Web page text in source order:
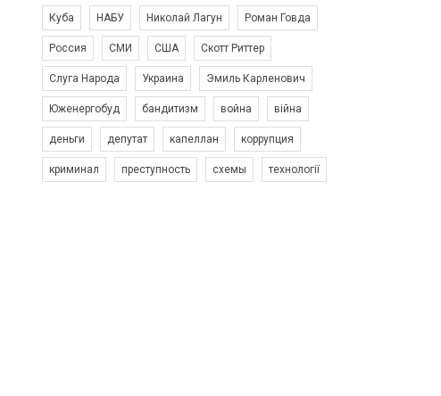
Куба НАБУ Николай Лагун Роман Говда
Россия СМИ США Скотт Риттер
Слуга Народа Украина Эмиль Карленович
Юженергобуд бандитизм война війна
деньги депутат капеллан коррупция
криминал преступность схемы технології